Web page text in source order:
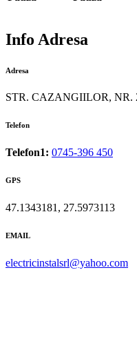
Info Adresa
Adresa
STR. CAZANGIILOR, NR.
Telefon
Telefon1: 0745-396 450
GPS
47.1343181, 27.5973113
EMAIL
electricinstalsrl@yahoo.com